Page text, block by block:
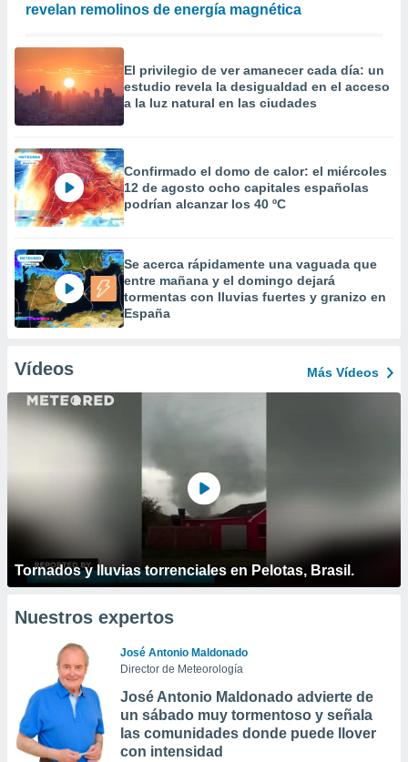
revelan remolinos de energía magnética
El privilegio de ver amanecer cada día: un
estudio revela la desigualdad en el acceso
a la luz natural en las ciudades
Confirmado el domo de calor: el miércoles
12 de agosto ocho capitales españolas
podrían alcanzar los 40 ºC
Se acerca rápidamente una vaguada que
entre mañana y el domingo dejará
tormentas con lluvias fuertes y granizo en
España
Vídeos Más Vídeos
Tornados y lluvias torrenciales en Pelotas, Brasil.
Nuestros expertos
José Antonio Maldonado
Director de Meteorología
José Antonio Maldonado advierte de
un sábado muy tormentoso y señala
las comunidades donde puede llover
con intensidad